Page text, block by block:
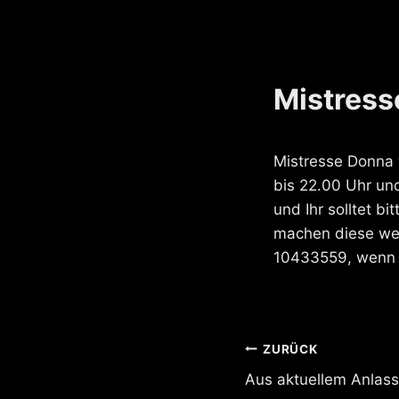
Mistresse
bis 22.00 Uhr
und Ihr solltet
machen diese
10433559,
ZURÜCK
Aus aktuellem Anlass